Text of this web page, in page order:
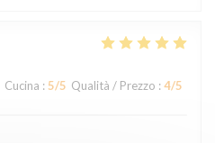
Cucina : 5/5 Qualità / Prezzo : 4/5